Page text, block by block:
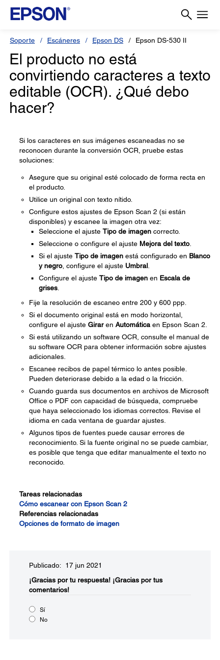
Soporte Escáneres Epson DS Epson DS-530 II
El producto no está
convirtiendo caracteres a texto
editable (OCR). ¿Qué debo
hacer?
Si los caracteres en sus imágenes escaneadas no se
reconocen durante la conversión OCR, pruebe estas
soluciones:
Asegure que su original esté colocado de forma recta en
el producto.
Utilice un original con texto nítido.
Configure estos ajustes de Epson Scan 2 (si están
disponibles) y escanee la imagen otra vez:
Seleccione el ajuste Tipo de imagen correcto.
Seleccione o configure el ajuste Mejora del texto
Si el ajuste Tipo de imagen está configurado en Blanco
y negro , configure el ajuste Umbral
Configure el ajuste Tipo de imagen en Escala de
grises
Fije la resolución de escaneo entre 200 y 600 ppp.
Si el documento original está en modo horizontal,
configure el ajuste Giraren Automática en Epson Scan 2.
Si está utilizando un software OCR, consulte el manual de
su software OCR para obtener información sobre ajustes
adicionales.
Escanee recibos de papel térmico lo antes posible.
Pueden deteriorase debido a la edad o la fricción.
Cuando guarda sus documentos en archivos de Microsoft
Office o PDF con capacidad de búsqueda, compruebe
que haya seleccionado los idiomas correctos. Revise el
idioma en cada ventana de guardar ajustes.
Algunos tipos de fuentes puede causar errores de
reconocimiento. Si la fuente original no se puede cambiar,
es posible que tenga que editar manualmente el texto no
reconocido.
Tareas relacionadas
Cómo escanear con Epson Scan 2
Referencias relacionadas
Opciones de formato de imagen
Publicado: 17 jun 2021
¡Gracias por tu respuesta! ¡Gracias por tus
comentarios!
Sí
No